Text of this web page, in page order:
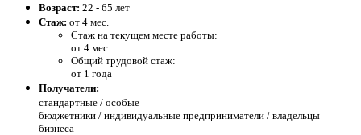
Возраст: 22 - 65 лет
Стаж: от 4 мес.
Стаж на текущем месте работы:
от 4 мес.
Общий трудовой стаж:
от 1 года
Получатели:
стандартные / особые
бюджетники / индивидуальные предприниматели / владельцы
бизнеса